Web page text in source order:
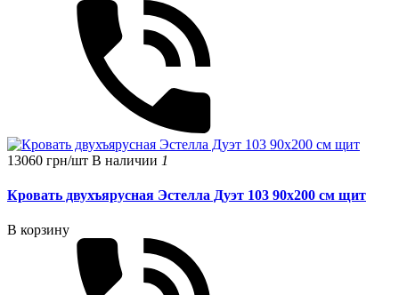
13060 грн/шт В наличии 1
Кровать двухъярусная Эстелла Дуэт 103 90x200 см щит
В корзину